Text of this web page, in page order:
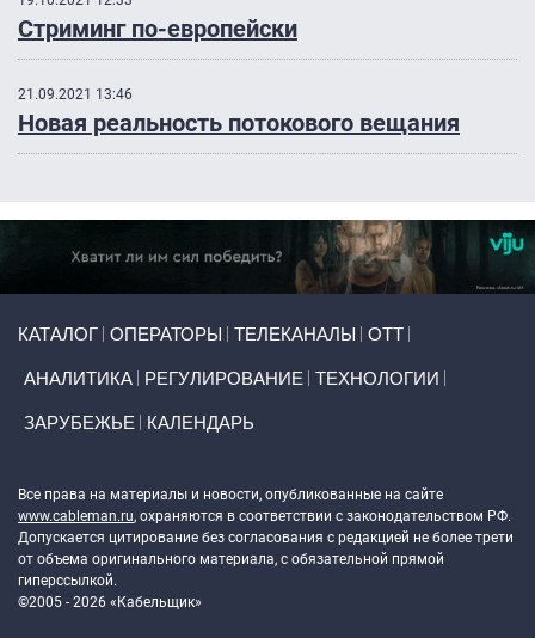
Стриминг по-европейски
21.09.2021 13:46
Новая реальность потокового вещания
КАТАЛОГ ОПЕРАТОРЫ ТЕЛЕКАНАЛЫ ОТТ
АНАЛИТИКА РЕГУЛИРОВАНИЕ ТЕХНОЛОГИИ
ЗАРУБЕЖЬЕ КАЛЕНДАРЬ
Все права на материалы и новости, опубликованные на сайте
www.cableman.ru, охраняются в соответствии с законодательством РФ.
Допускается цитирование без согласования с редакцией не более трети
от объема оригинального материала, с обязательной прямой
гиперссылкой.
©2005 - 2026 «Кабельщик»